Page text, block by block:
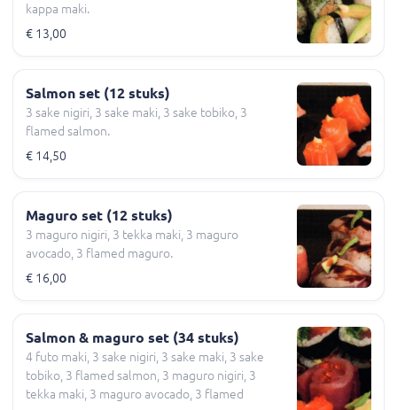
kappa maki.
€ 13,00
Salmon set (12 stuks)
3 sake nigiri, 3 sake maki, 3 sake tobiko, 3
flamed salmon.
€ 14,50
Maguro set (12 stuks)
3 maguro nigiri, 3 tekka maki, 3 maguro
avocado, 3 flamed maguro.
€ 16,00
Salmon & maguro set (34 stuks)
4 futo maki, 3 sake nigiri, 3 sake maki, 3 sake
tobiko, 3 flamed salmon, 3 maguro nigiri, 3
tekka maki, 3 maguro avocado, 3 flamed